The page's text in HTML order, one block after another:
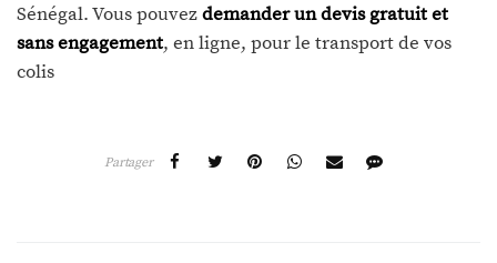
Sénégal. Vous pouvezdemander un devis gratuit et
sans engagement, en ligne, pour le transport de vos
colis
Partager